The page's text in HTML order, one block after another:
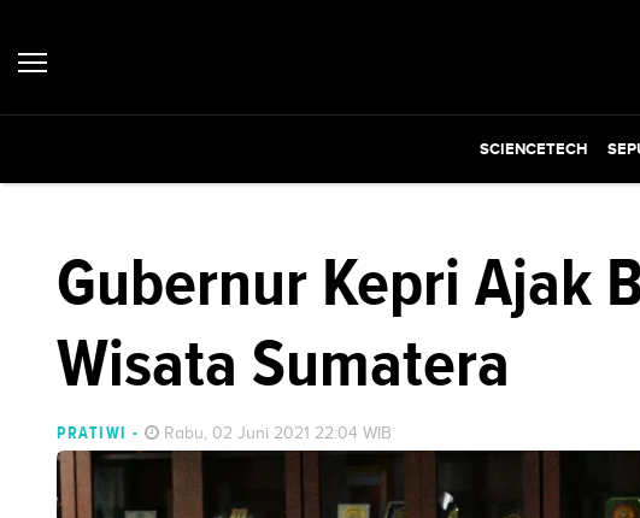
SCIENCETECH
Gubernur Kepri Ajak
Wisata Sumatera
PRATIWI - Rabu, 02 Juni 2021 22:04 WIB